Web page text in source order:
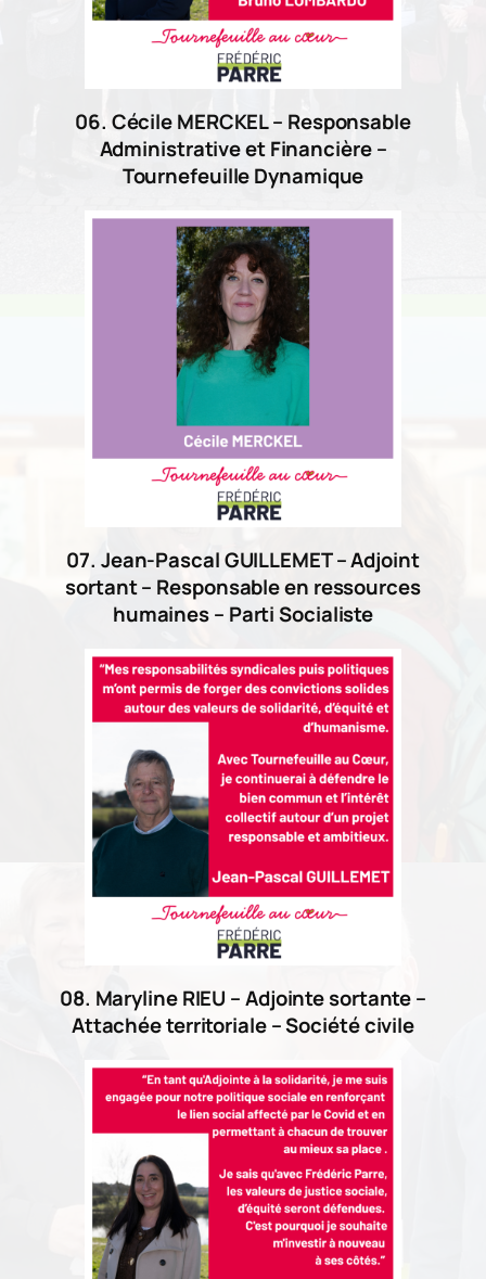
06. Cécile MERCKEL – Responsable
Administrative et Financière –
Tournefeuille Dynamique
07. Jean-Pascal GUILLEMET – Adjoint
sortant – Responsable en ressources
humaines – Parti Socialiste
08. Maryline RIEU – Adjointe sortante –
Attachée territoriale – Société civile